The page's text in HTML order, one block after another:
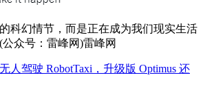
幻情节，而是正在成为我们现实生活
众号：雷峰网)雷峰网
人驾驶 RobotTaxi，升级版 Optimus 还